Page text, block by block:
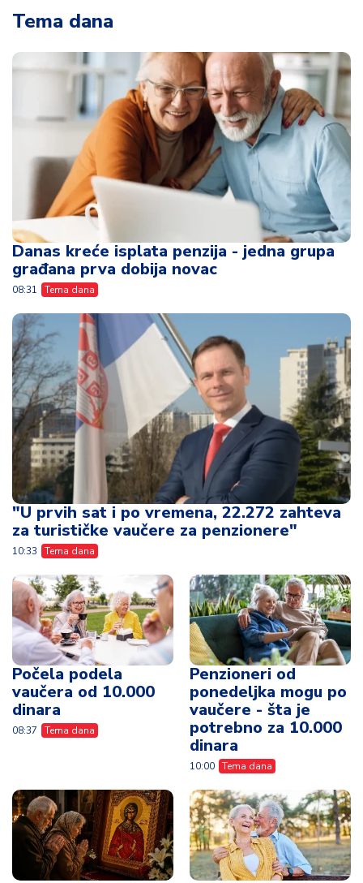
Tema dana
Danas kreće isplata penzija - jedna grupa
građana prva dobija novac
08:31 Tema dana
"U prvih sat i po vremena, 22.272 zahteva
za turističke vaučere za penzionere"
10:33 Tema dana
Počela podela
vaučera od 10.000
dinara
08:37 Tema dana
Penzioneri od
ponedeljka mogu po
vaučere - šta je
potrebno za 10.000
dinara
10:00 Tema dana